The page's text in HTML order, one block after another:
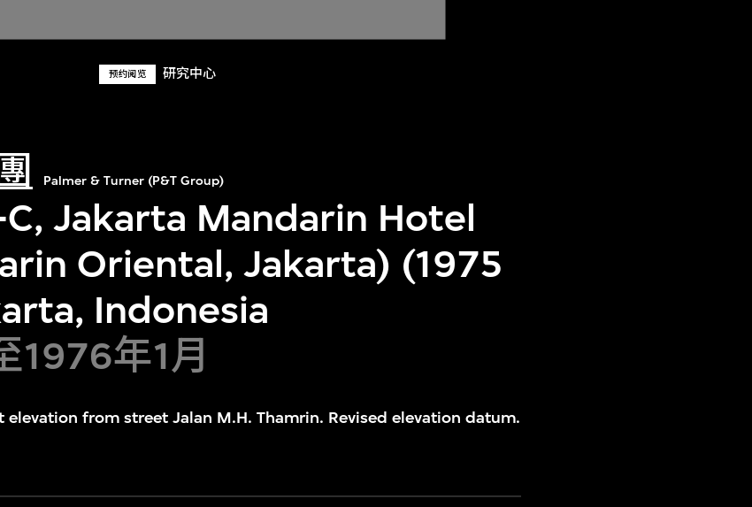
预约阅览 研究中心
Palmer & Turner (P&T Group)
Jakarta Mandarin Hotel
Oriental, Jakarta) (1975
Indonesia
1976年1月
elevation from street Jalan M.H. Thamrin. Revised elevation datum.